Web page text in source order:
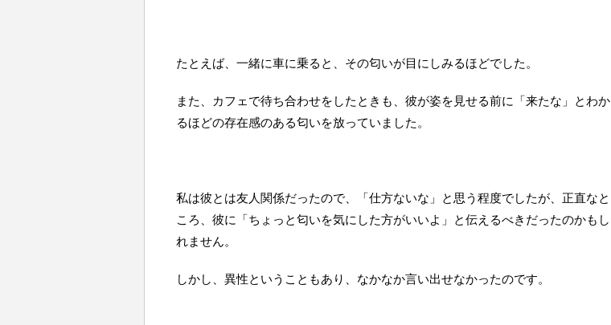
たとえば、一緒に車に乗ると、その匂いが目にしみるほどでした。
また、カフェで待ち合わせをしたときも、彼が姿を見せる前に「来たな」とわか
るほどの存在感のある匂いを放っていました。
私は彼とは友人関係だったので、「仕方ないな」と思う程度でしたが、正直なと
ころ、彼に「ちょっと匂いを気にした方がいいよ」と伝えるべきだったのかもし
れません。
しかし、異性ということもあり、なかなか言い出せなかったのです。